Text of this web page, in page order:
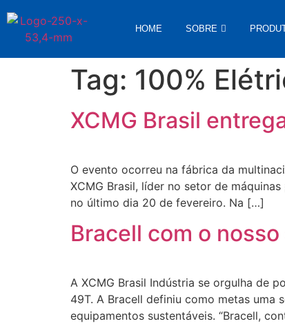
HOME SOBRE
Tag: 100%
XCMG Brasil
O evento ocorreu na fábrica da
XCMG Brasil, líder no setor de
no último dia 20 de fevereiro. Na […]
Bracell com o
A XCMG Brasil Indústria se orgulha de
49T. A Bracell definiu como metas uma
equipamentos sustentáveis. “Bracell,